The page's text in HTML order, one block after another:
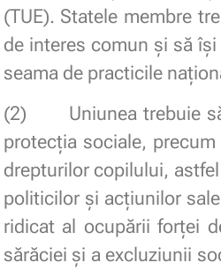
(TUE). Statele membre
de interes comun și să
seama de practicile
(2) Uniunea trebuie să
protecția sociale,
drepturilor copilului,
politicilor și acțiunilor
ridicat al ocupării forței
sărăciei și a excluziunii